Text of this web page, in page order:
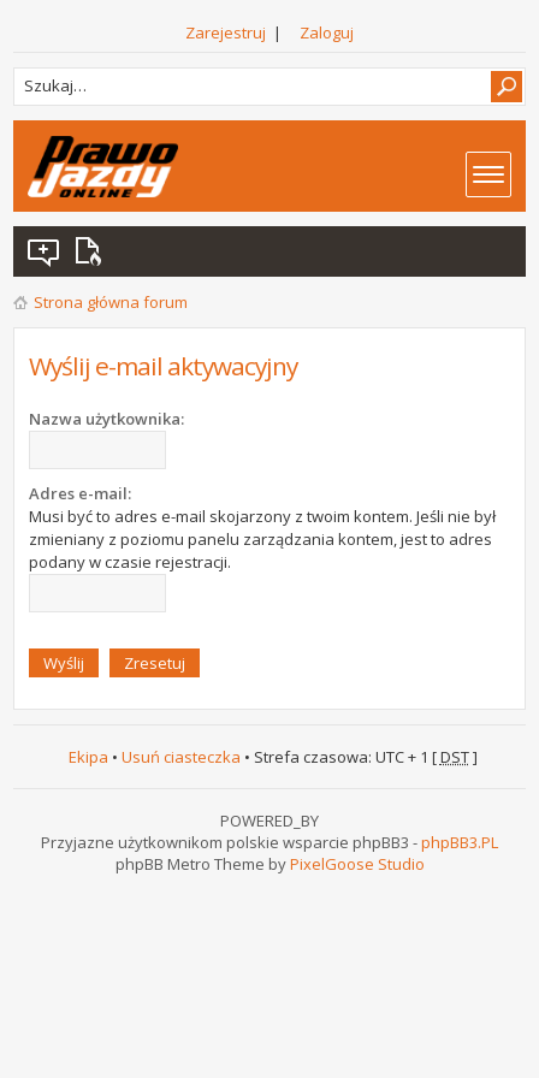
Zarejestruj | Zaloguj
Strona główna forum
Wyślij e-mail aktywacyjny
Nazwa użytkownika:
Adres e-mail:
Musi być to adres e-mail skojarzony z twoim kontem. Jeśli nie był
zmieniany z poziomu panelu zarządzania kontem, jest to adres
podany w czasie rejestracji.
Ekipa • Usuń ciasteczka • Strefa czasowa: UTC + 1 [DST]
POWERED_BY
Przyjazne użytkownikom polskie wsparcie phpBB3 -phpBB3.PL
phpBB Metro Theme byPixelGoose Studio